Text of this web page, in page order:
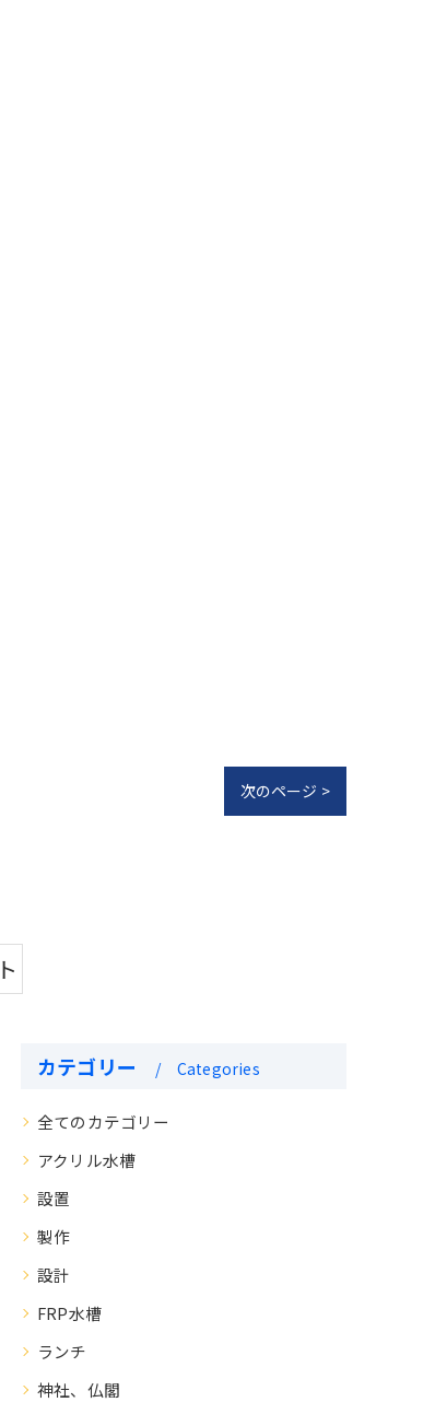
次のページ >
カテゴリー Categories
全てのカテゴリー
アクリル水槽
設置
製作
設計
FRP水槽
ランチ
神社、仏閣